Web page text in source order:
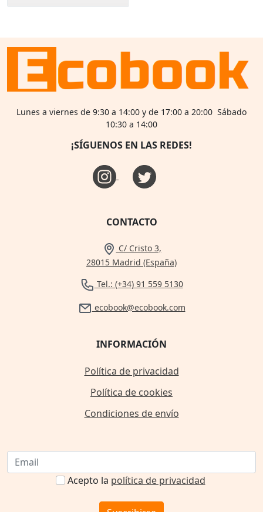
Lunes a viernes de 9:30 a 14:00 y de 17:00 a 20:00 Sábado
10:30 a 14:00
¡SÍGUENOS EN LAS REDES!
CONTACTO
C/ Cristo 3,
28015 Madrid (España)
Tel.: (+34) 91 559 5130
ecobook@ecobook.com
INFORMACIÓN
Política de privacidad
Política de cookies
Condiciones de envío
Acepto la política de privacidad